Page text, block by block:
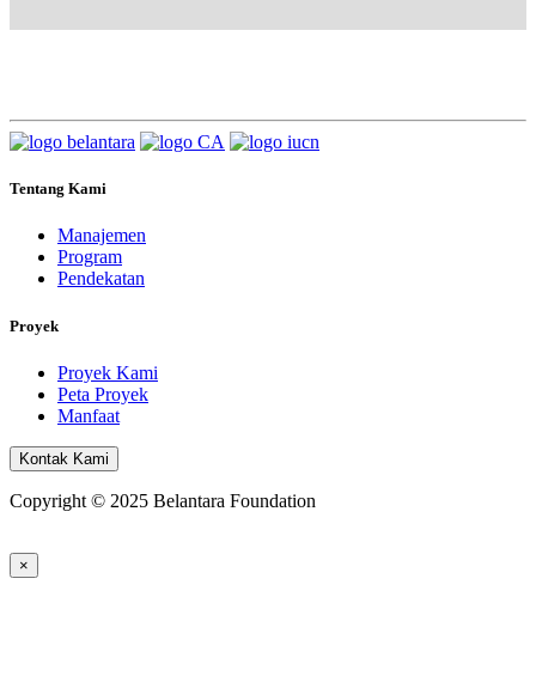
Tentang Kami
Manajemen
Program
Pendekatan
Proyek
Proyek Kami
Peta Proyek
Manfaat
Kontak Kami
Copyright © 2025 Belantara Foundation
×